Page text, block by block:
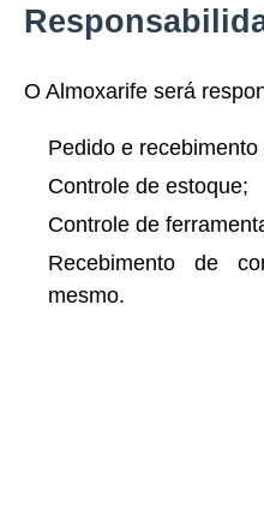
O Almoxarife será
Pedido e
Controle de estoque;
Controle de
Recebimento de
mesmo.